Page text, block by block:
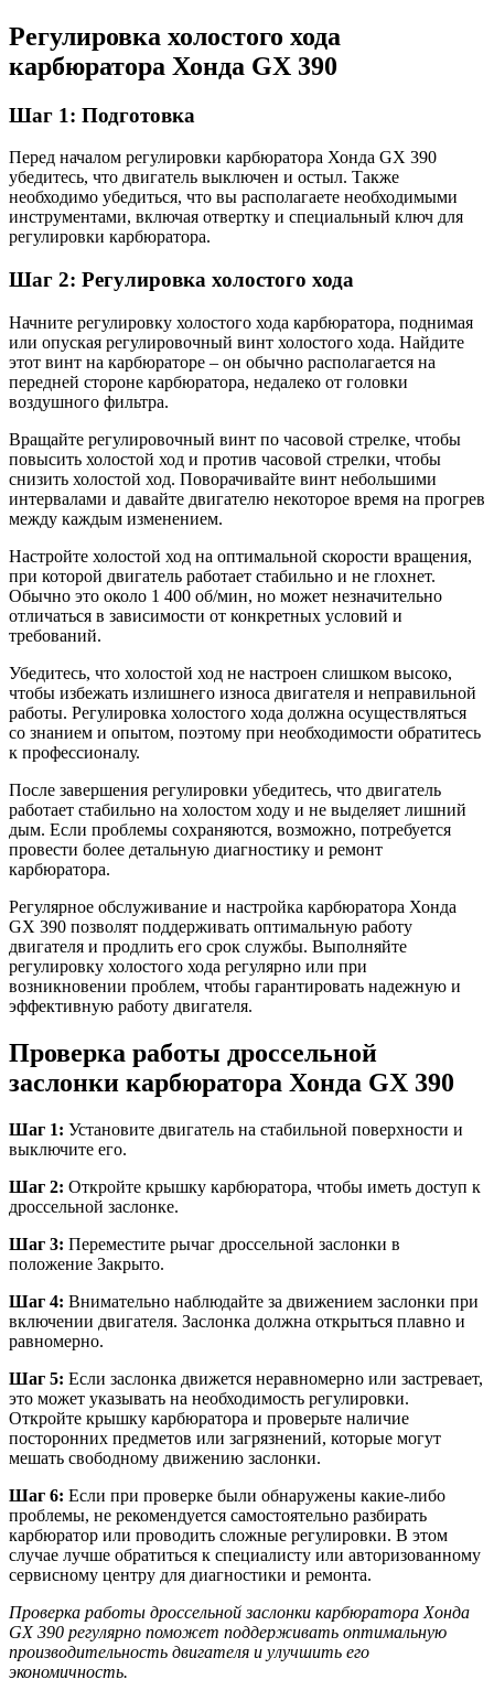
Регулировка холостого хода
карбюратора Хонда GX 390
Шаг 1: Подготовка
Перед началом регулировки карбюратора Хонда GX 390
убедитесь, что двигатель выключен и остыл. Также
необходимо убедиться, что вы располагаете необходимыми
инструментами, включая отвертку и специальный ключ для
регулировки карбюратора.
Шаг 2: Регулировка холостого хода
Начните регулировку холостого хода карбюратора, поднимая
или опуская регулировочный винт холостого хода. Найдите
этот винт на карбюраторе – он обычно располагается на
передней стороне карбюратора, недалеко от головки
воздушного фильтра.
Вращайте регулировочный винт по часовой стрелке, чтобы
повысить холостой ход и против часовой стрелки, чтобы
снизить холостой ход. Поворачивайте винт небольшими
интервалами и давайте двигателю некоторое время на прогрев
между каждым изменением.
Настройте холостой ход на оптимальной скорости вращения,
при которой двигатель работает стабильно и не глохнет.
Обычно это около 1 400 об/мин, но может незначительно
отличаться в зависимости от конкретных условий и
требований.
Убедитесь, что холостой ход не настроен слишком высоко,
чтобы избежать излишнего износа двигателя и неправильной
работы. Регулировка холостого хода должна осуществляться
со знанием и опытом, поэтому при необходимости обратитесь
к профессионалу.
После завершения регулировки убедитесь, что двигатель
работает стабильно на холостом ходу и не выделяет лишний
дым. Если проблемы сохраняются, возможно, потребуется
провести более детальную диагностику и ремонт
карбюратора.
Регулярное обслуживание и настройка карбюратора Хонда
GX 390 позволят поддерживать оптимальную работу
двигателя и продлить его срок службы. Выполняйте
регулировку холостого хода регулярно или при
возникновении проблем, чтобы гарантировать надежную и
эффективную работу двигателя.
Проверка работы дроссельной
заслонки карбюратора Хонда GX 390
Шаг 1: Установите двигатель на стабильной поверхности и
выключите его.
Шаг 2: Откройте крышку карбюратора, чтобы иметь доступ к
дроссельной заслонке.
Шаг 3: Переместите рычаг дроссельной заслонки в
положение Закрыто.
Шаг 4: Внимательно наблюдайте за движением заслонки при
включении двигателя. Заслонка должна открыться плавно и
равномерно.
Шаг 5: Если заслонка движется неравномерно или застревает,
это может указывать на необходимость регулировки.
Откройте крышку карбюратора и проверьте наличие
посторонних предметов или загрязнений, которые могут
мешать свободному движению заслонки.
Шаг 6: Если при проверке были обнаружены какие-либо
проблемы, не рекомендуется самостоятельно разбирать
карбюратор или проводить сложные регулировки. В этом
случае лучше обратиться к специалисту или авторизованному
сервисному центру для диагностики и ремонта.
Проверка работы дроссельной заслонки карбюратора Хонда
GX 390 регулярно поможет поддерживать оптимальную
производительность двигателя и улучшить его
экономичность.